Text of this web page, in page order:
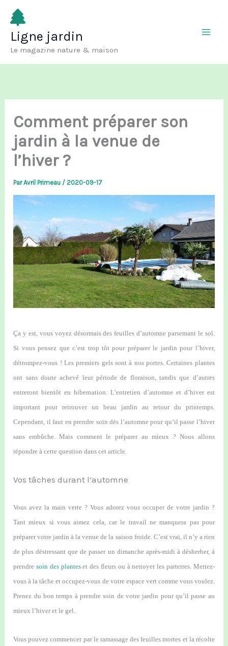
Aller
contenu
Ligne jardin
Le magazine nature & maison
Comment préparer son
jardin à la venue de
l’hiver ?
ParAvril Primeau /2020-09-17
Ça y est, vous voyez désormais des feuilles d’automne parsemant le sol.
Si vous pensez que c’est trop tôt pour préparer le jardin pour l’hiver,
détrompez-vous ! Les premiers gels sont à nos portes. Certaines plantes
ont sans doute achevé leur période de floraison, tandis que d’autres
entreront bientôt en hibernation. L’entretien d’automne et d’hiver est
important pour retrouver un beau jardin au retour du printemps.
Cependant, il faut en prendre soin dès l’automne pour qu’il passe l’hiver
sans embûche. Mais comment le préparer au mieux ? Nous allons
répondre à cette question dans cet article.
Vos tâches durant l’automne
Vous avez la main verte ? Vous adorez vous occuper de votre jardin ?
Tant mieux si vous aimez cela, car le travail ne manquera pas pour
préparer votre jardin à la venue de la saison froide. C’est vrai, il n’y a rien
de plus déstressant que de passer un dimanche après-midi à désherber, à
prendre soin des planteset des fleurs ou à nettoyer les parterres. Mettez-
vous à la tâche et occupez-vous de votre espace vert comme vous voulez.
Prenez du bon temps à prendre soin de votre jardin pour qu’il passe au
mieux l’hiver et le gel.
Vous pouvez commencer par le ramassage des feuilles mortes et la récolte